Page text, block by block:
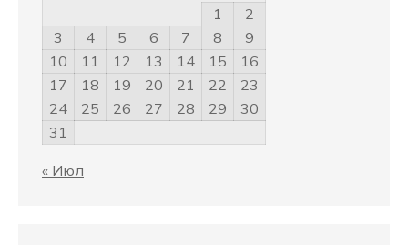
1
2
3
4 5 6 7 8
9
10
11 12 13 14 15
16
17
18 19 20 21 22
23
24
25 26 27 28 29
30
31
« Июл